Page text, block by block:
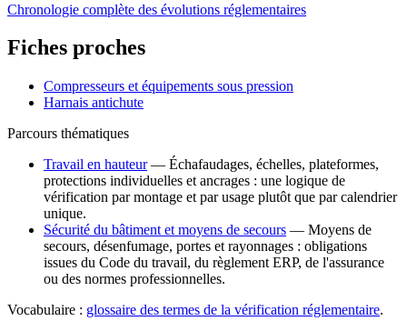
Chronologie complète des évolutions réglementaires
Fiches proches
Compresseurs et équipements sous pression
Harnais antichute
Parcours thématiques
Travail en hauteur — Échafaudages, échelles, plateformes,
protections individuelles et ancrages : une logique de
vérification par montage et par usage plutôt que par calendrier
unique.
Sécurité du bâtiment et moyens de secours — Moyens de
secours, désenfumage, portes et rayonnages : obligations
issues du Code du travail, du règlement ERP, de l'assurance
ou des normes professionnelles.
Vocabulaire : glossaire des termes de la vérification réglementaire.